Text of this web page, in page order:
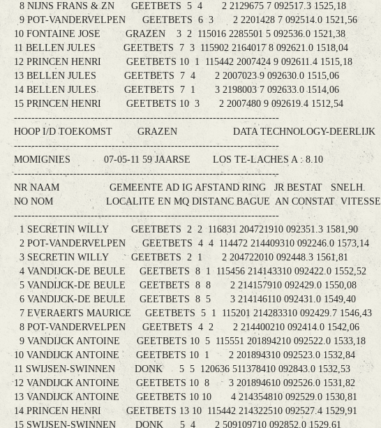
8 NIJNS FRANS & ZN GEETBETS 5 4 2 2129675 7 092517.3 1525,18
9 POT-VANDERVELPEN GEETBETS 6 3 2 2201428 7 092514.0 1521,56
10 FONTAINE JOSE GRAZEN 3 2 115016 2285501 5 092536.0 1521,38
11 BELLEN JULES GEETBETS 7 3 115902 2164017 8 092621.0 1518,04
12 PRINCEN HENRI GEETBETS 10 1 115442 2007424 9 092611.4 1515,18
13 BELLEN JULES GEETBETS 7 4 2 2007023 9 092630.0 1515,06
14 BELLEN JULES GEETBETS 7 1 3 2198003 7 092633.0 1514,06
15 PRINCEN HENRI GEETBETS 10 3 2 2007480 9 092619.4 1512,54
----------------------------------------------------------------------------
HOOP I/D TOEKOMST GRAZEN DATA TECHNOLOGY-DEERLIJK
----------------------------------------------------------------------------
MOMIGNIES 07-05-11 59 JAARSE LOS TE-LACHES A : 8.10
----------------------------------------------------------------------------
NR NAAM GEMEENTE AD IG AFSTAND RING JR BESTAT SNELH.
NO NOM LOCALITE EN MQ DISTANC BAGUE AN CONSTAT VITESSE
----------------------------------------------------------------------------
1 SECRETIN WILLY GEETBETS 2 2 116831 204721910 092351.3 1581,90
2 POT-VANDERVELPEN GEETBETS 4 4 114472 214409310 092246.0 1573,14
3 SECRETIN WILLY GEETBETS 2 1 2 204722010 092448.3 1561,81
4 VANDIJCK-DE BEULE GEETBETS 8 1 115456 214143310 092422.0 1552,52
5 VANDIJCK-DE BEULE GEETBETS 8 8 2 214157910 092429.0 1550,08
6 VANDIJCK-DE BEULE GEETBETS 8 5 3 214146110 092431.0 1549,40
7 EVERAERTS MAURICE GEETBETS 5 1 115201 214283310 092429.7 1546,43
8 POT-VANDERVELPEN GEETBETS 4 2 2 214400210 092414.0 1542,06
9 VANDIJCK ANTOINE GEETBETS 10 5 115551 201894210 092522.0 1533,18
10 VANDIJCK ANTOINE GEETBETS 10 1 2 201894310 092523.0 1532,84
11 SWIJSEN-SWINNEN DONK 5 5 120636 511378410 092843.0 1532,53
12 VANDIJCK ANTOINE GEETBETS 10 8 3 201894610 092526.0 1531,82
13 VANDIJCK ANTOINE GEETBETS 10 10 4 214354810 092529.0 1530,81
14 PRINCEN HENRI GEETBETS 13 10 115442 214322510 092527.4 1529,91
15 SWIJSEN-SWINNEN DONK 5 4 2 509109710 092852.0 1529,61